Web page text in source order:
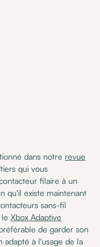
dans notre revue
qui vous
filaire à un
qu'il existe maintenant
sans-fil
leXbox Adaptive
de garder son
adapté à l'usage de la